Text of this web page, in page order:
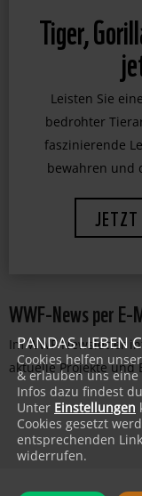
Tiger,
Leisten Sie
bedrohter
faszinierende
bewahren und
JETZT
WWF-News per E-
Im WWF-Newsletter
aktuelle Projekte und
PANDAS LIEBEN
Cookies helfen
& erlauben uns
Infos dazu findest
Unter Einstellungen
Cookies gesetzt
entsprechenden
widerrufen.